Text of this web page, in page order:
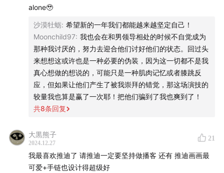
感谢你的留言、或者分享给你的朋友，这是对我们最大的
支持❤️❤️❤️
如果你洗慌本期，也欢迎点击文末打赏，给我们最大的鼓
欢迎关注我们：
微博&小红书：@馬鯊鯊 @推迪
alone🥹
沙漠牡蛎: 希望新的一年我们都能越来越坚定自己！
Moonchild97: 我也会在和男领导相处的时候不自觉成为
那种我讨厌的，努力去迎合他们讨好他们的状态。回过头
来想想这或许也是一种必要的伪装，因为这一切都不是我
真心想做的想说的，可能只是一种肌肉记忆或者膝跳反
应，但如果让他们产生了被我崇拜的错觉，那这场演技的
较量我也算是赢了一次耶！把他们骗到了我也爽到了！
共8条回复
大黒熊子
2024.12.27
21
我最喜欢推迪了 请推迪一定要坚持做播客 还有 推迪画画最
可爱+手链也设计得超级好